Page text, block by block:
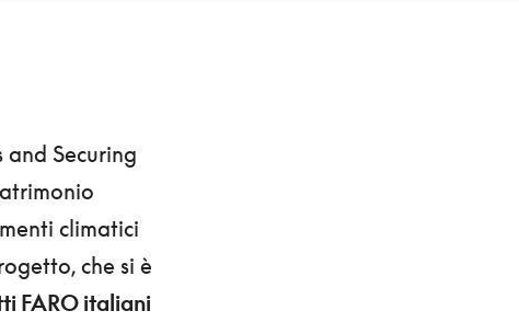
and Securing
climatici
che si è
FARO italiani